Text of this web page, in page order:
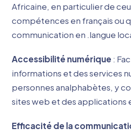
Africaine, en particulier de
compétences en français ou
communication en .langue
Accessibilité numérique :
informations et des services
personnes analphabètes, y
sites web et des applications
Efficacité de la